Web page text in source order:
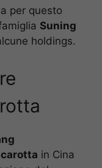
per questo
Suning
holdings.
in Cina